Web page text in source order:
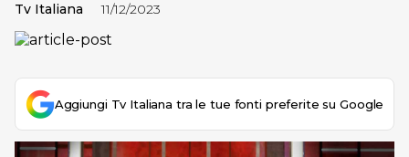
Tv Italiana 11/12/2023
Aggiungi Tv Italiana tra le tue fonti preferite su Google